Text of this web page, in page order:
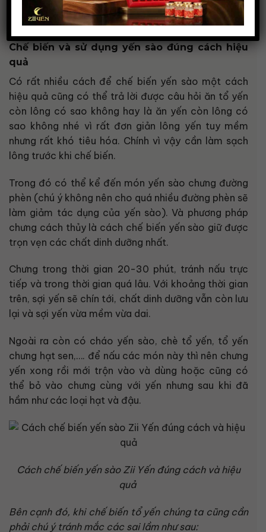
Cũng có thể sử dụng yến sào Zii Yến vào buổi tối
trước khi đi ngủ
Chế biến và sử dụng yến sào đúng cách hiệu
quả
Có rất nhiều cách để chế biến yến sào một cách
hiệu quả cũng có thể trả lời được câu hỏi ăn tổ yến
còn lông có sao không hay là ăn yến còn lông có
sao không nhé vì rất đơn giản lông yến tuy mềm
nhưng rất khó tiêu hóa. Chính vì vậy cần làm sạch
lông trước khi chế biến.
Trong đó có thể kể đến món yến sào chưng đường
phèn (chú ý không nên cho quá nhiều đường phèn sẽ
làm giảm tác dụng của yến sào). Và phương pháp
chưng cách thủy là cách chế biến yến sào giữ được
trọn vẹn các chất dinh dưỡng nhất.
Chưng trong thời gian 20-30 phút, tránh nấu trực
tiếp và trong thời gian quá lâu. Với khoảng thời gian
trên, sợi yến sẽ chín tới, chất dinh dưỡng vẫn còn lưu
lại và sợi yến vừa mềm vừa dai.
Ngoài ra còn có cháo yến sào, chè tổ yến, tổ yến
chưng hạt sen,…. để nấu các món này thì nên chưng
yến xong rồi mới trộn vào và dùng hoặc cũng có
thể bỏ vào chưng cùng với yến nhưng sau khi đã
hầm như các loại hạt và đậu.
Cách chế biến yến sào Zii Yến đúng cách và hiệu
quả
Bên cạnh đó, khi chế biến tổ yến chúng ta cũng cần
phải chú ý tránh mắc các sai lầm như sau: